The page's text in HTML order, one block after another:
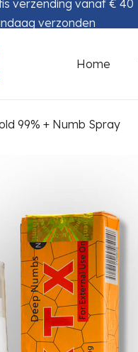
verzending vanaf € 40
verzonden
Home
99% + Numb Spray